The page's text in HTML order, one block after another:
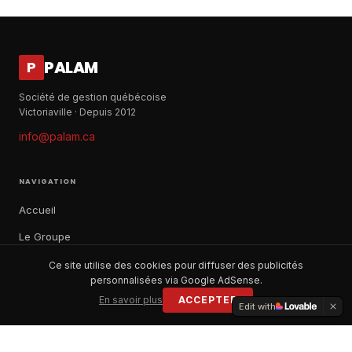
P PALAM
Société de gestion québécoise
Victoriaville · Depuis 2012
info@palam.ca
NAVIGATION
Accueil
Le Groupe
Notre histoire
Ce site utilise des cookies pour diffuser des publicités
personnalisées via Google AdSense.
En savoir plus
ACCEPTER
Edit with